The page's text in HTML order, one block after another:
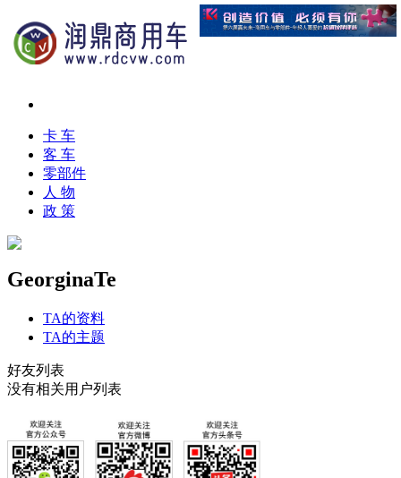
卡 车
客 车
零部件
人 物
政 策
GeorginaTe
TA的资料
TA的主题
好友列表
没有相关用户列表